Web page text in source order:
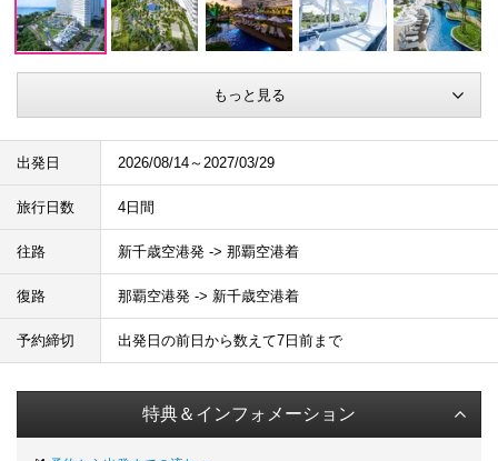
もっと見る
出発日 2026/08/14～2027/03/29
旅行日数 4日間
往路 新千歳空港発 -> 那覇空港着
復路 那覇空港発 -> 新千歳空港着
予約締切 出発日の前日から数えて7日前まで
特典＆インフォメーション